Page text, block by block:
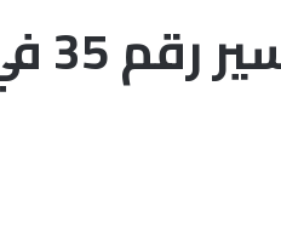
في المنام للعزباء